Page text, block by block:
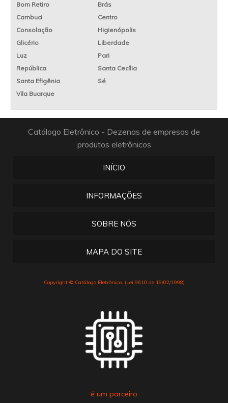
Bom Retiro
Brás
Cambuci
Centro
Consolação
Higienópolis
Glicério
Liberdade
Luz
Pari
República
Santa Cecília
Santa Efigênia
Sé
Vila Buarque
Catálogo Eletrônico - Dezenas de empresas de
produtos eletrônicos
INÍCIO
INFORMAÇÕES
SOBRE NÓS
MAPA DO SITE
Copyright © Catálogo Eletrônico. (Lei 9610 de 19/02/1998)
é um parceiro